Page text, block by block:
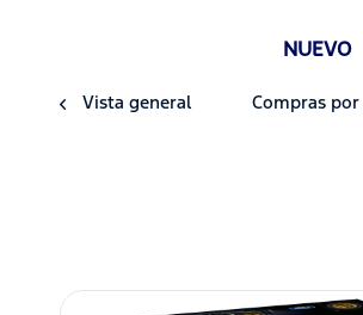
NUEVO
Vista general Compras